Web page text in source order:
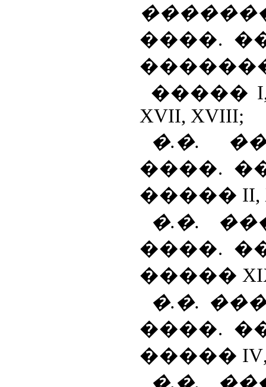
����.
����� I
XVII, XVIII;
�.�.
����.
����� II,
�.�.
����.
�����
�.�.
����.
����� IV
�.�.